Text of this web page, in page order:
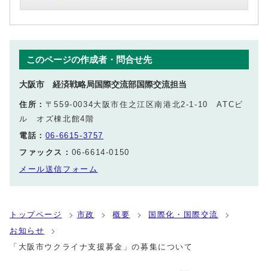
このページの作成者・問合せ先
大阪市 経済戦略局国際交流部国際交流担当
住所： 〒559-0034大阪市住之江区南港北2‐1‐10 ATCビ
ル オズ棟北館4階
電話： 06-6615-3757
ファックス： 06-6614-0150
メール送信フォーム
トップページ 市政 概要
国際化・国際交流
お知らせ
「大阪市ウクライナ支援募金」の募集について